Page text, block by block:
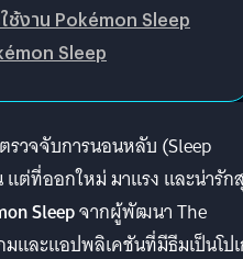
ช้งาน Pokémon Sleep
Sleep
วจจับการนอนหลับ (Sleep
ต่ที่ออกใหม่ มาแรง และน่ารัก
Sleepจากผู้พัฒนา The
และแอปพลิเคชันที่มีธีมเป็นโป